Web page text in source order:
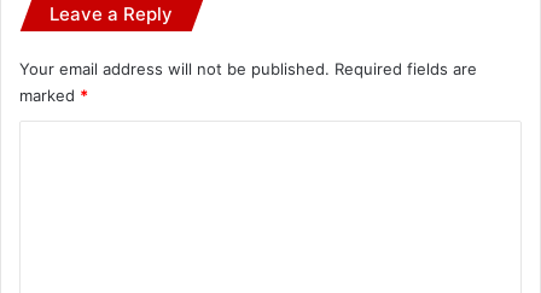
Leave a Reply
Your email address will not be published. Required fields are
marked *